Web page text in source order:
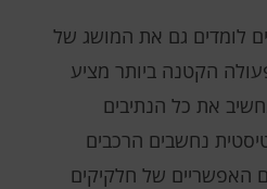
לומדים גם את המושג של
הקטנה ביותר מציע
את כל הנתיבים
נחשבים הרכבים
האפשריים של חלקיקים